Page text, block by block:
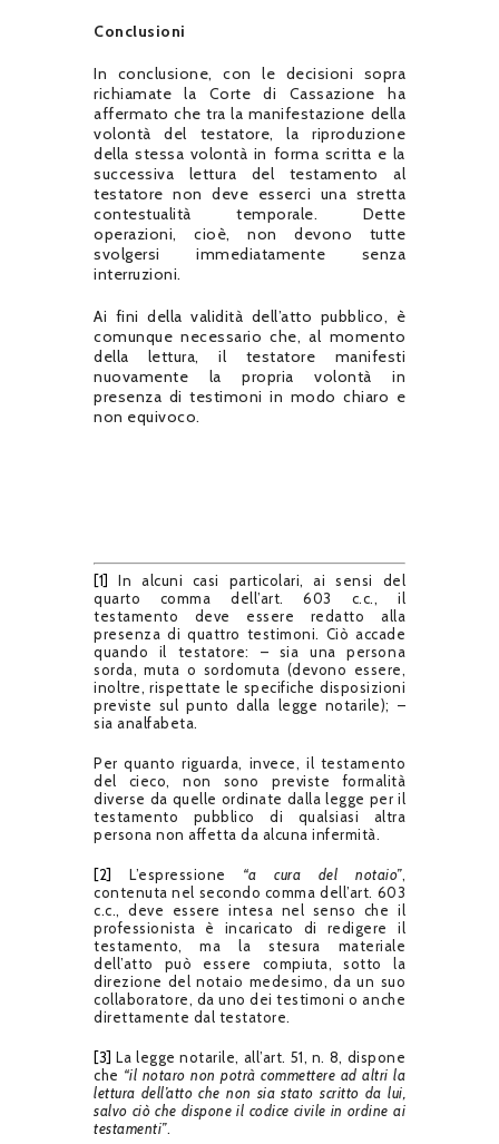
Conclusioni
In conclusione, con le decisioni sopra
richiamate la Corte di Cassazione ha
affermato che tra la manifestazione della
volontà del testatore, la riproduzione
della stessa volontà in forma scritta e la
successiva lettura del testamento al
testatore non deve esserci una stretta
contestualità temporale. Dette
operazioni, cioè, non devono tutte
svolgersi immediatamente senza
interruzioni.
Ai fini della validità dell’atto pubblico, è
comunque necessario che, al momento
della lettura, il testatore manifesti
nuovamente la propria volontà in
presenza di testimoni in modo chiaro e
non equivoco.
[1]
In alcuni casi particolari, ai sensi del
quarto comma dell’art. 603 c.c., il
testamento deve essere redatto alla
presenza di quattro testimoni. Ciò accade
quando il testatore: – sia una persona
sorda, muta o sordomuta (devono essere,
inoltre, rispettate le specifiche disposizioni
previste sul punto dalla legge notarile); –
sia analfabeta.
Per quanto riguarda, invece, il testamento
del cieco, non sono previste formalità
diverse da quelle ordinate dalla legge per il
testamento pubblico di qualsiasi altra
persona non affetta da alcuna infermità.
[2] L’espressione “a cura del notaio”,
contenuta nel secondo comma dell’art. 603
c.c., deve essere intesa nel senso che il
professionista è incaricato di redigere il
testamento, ma la stesura materiale
dell’atto può essere compiuta, sotto la
direzione del notaio medesimo, da un suo
collaboratore, da uno dei testimoni o anche
direttamente dal testatore.
[3] La legge notarile, all’art. 51, n. 8, dispone
che “il notaro non potrà commettere ad altri la
lettura dell’atto che non sia stato scritto da lui,
salvo ciò che dispone il codice civile in ordine ai
testamenti”.